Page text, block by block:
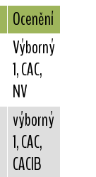
Ocenění
Výborný
1, CAC,
NV
výborný
1, CAC,
CACIB